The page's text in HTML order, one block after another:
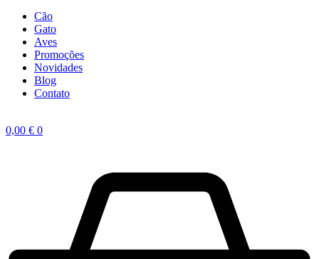
Cão
Gato
Aves
Promoções
Novidades
Blog
Contato
0,00 € 0